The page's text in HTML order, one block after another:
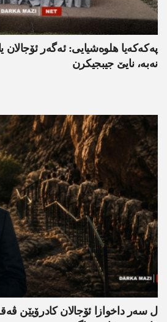
په‌كه‌كه‌یا هلوه‌شیایی: ئەگەر ئۆجالان
نه‌به‌، نایێ جیبجیکرن
ل سەر داخوازا ئۆجالان کادرۆیێن